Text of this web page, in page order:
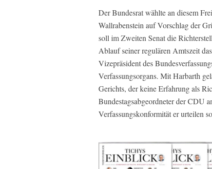
Der Bundesrat wählte an diesem
Wallrabenstein auf Vorschlag der
soll im Zweiten Senat die
Ablauf seiner regulären Amtszeit
Vizepräsident des
Verfassungsorgans. Mit Harbarth
Gerichts, der keine Erfahrung als
Bundestagsabgeordneter der CDU
Verfassungskonformität er urteilen